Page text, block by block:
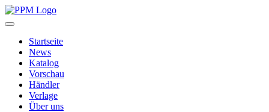
Startseite
News
Katalog
Vorschau
Händler
Verlage
Über uns